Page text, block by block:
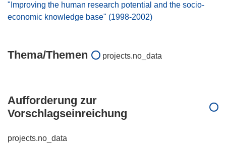
"Improving the human research potential and the socio-
economic knowledge base" (1998-2002)
Thema/Themen projects.no_data
Aufforderung zur
Vorschlagseinreichung
projects.no_data